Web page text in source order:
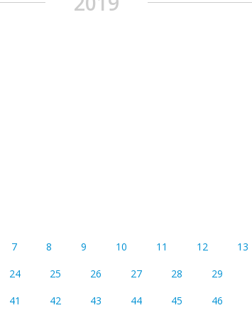
7 8 9 10 11 12 13
24 25 26 27 28 29
41 42 43 44 45 46